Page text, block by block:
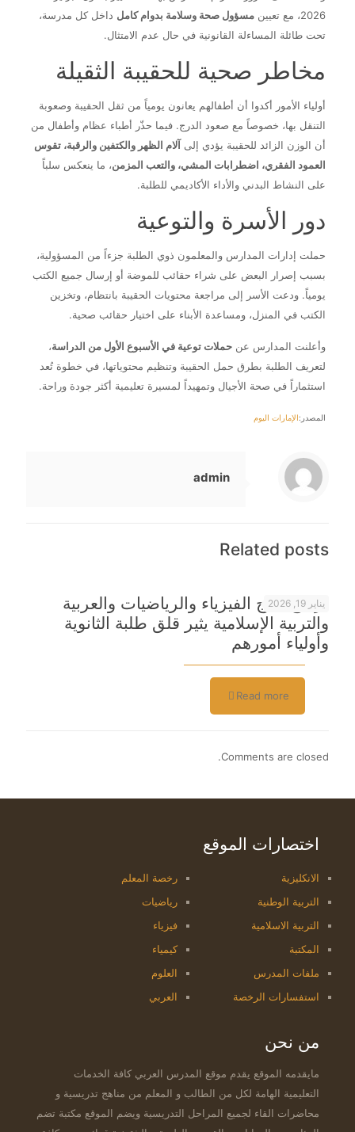
2026، مع تعيين
مسؤول صحة وسلامة بدوام كامل داخل كل مدرسة،
تحت طائلة المساءلة القانونية في حال عدم الامتثال.
مخاطر صحية للحقيبة الثقيلة
أولياء الأمور أكدوا أن أطفالهم يعانون يومياً من ثقل الحقيبة وصعوبة
التنقل بها، خصوصاً مع صعود الدرج. فيما حذّر أطباء عظام وأطفال من
أن الوزن الزائد للحقيبة يؤدي إلى آلام الظهر والكتفين والرقبة، تقوس
العمود الفقري، اضطرابات المشي، والتعب المزمن، ما ينعكس سلباً
على النشاط البدني والأداء الأكاديمي للطلبة.
دور الأسرة والتوعية
حملت إدارات المدارس والمعلمون ذوي الطلبة جزءاً من المسؤولية،
بسبب إصرار البعض على شراء حقائب للموضة أو إرسال جميع الكتب
يومياً. ودعت الأسر إلى مراجعة محتويات الحقيبة بانتظام، وتخزين
الكتب في المنزل، ومساعدة الأبناء على اختيار حقائب صحية.
وأعلنت المدارس عن حملات توعية في الأسبوع الأول من الدراسة،
لتعريف الطلبة بطرق حمل الحقيبة وتنظيم محتوياتها، في خطوة تُعد
استثماراً في صحة الأجيال وتمهيداً لمسيرة تعليمية أكثر جودة وراحة.
المصدر:الإمارات اليوم
admin
Related posts
يناير 19, 2026
تراجع نتائج الفيزياء والرياضيات والعربية
والتربية الإسلامية يثير قلق طلبة الثانوية
وأولياء أمورهم
Read more
Comments are closed.
اختصارات الموقع
رخصة المعلم
رياضيات
فيزياء
كيمياء
العلوم
العربي
الانكليزية
التربية الوطنية
التربية الاسلامية
المكتبة
ملفات المدرس
استفسارات الرخصة
من نحن
مايقدمه الموقع يقدم موقع المدرس العربي كافة الخدمات
التعليمية الهامة لكل من الطالب و المعلم من مناهج تدريسية و
محاضرات القاء لجميع المراحل التدريسية ويضم الموقع مكتبة تضم